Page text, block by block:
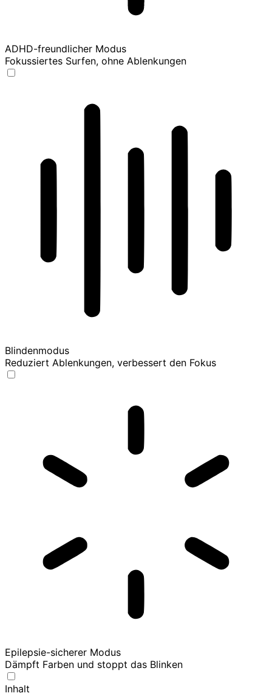
ADHD-freundlicher Modus
Fokussiertes Surfen, ohne Ablenkungen
Blindenmodus
Reduziert Ablenkungen, verbessert den Fokus
Epilepsie-sicherer Modus
Dämpft Farben und stoppt das Blinken
Inhalt